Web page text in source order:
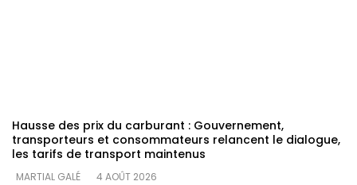
Hausse des prix du carburant : Gouvernement,
transporteurs et consommateurs relancent le dialogue,
les tarifs de transport maintenus
MARTIAL GALÉ
4 AOÛT 2026